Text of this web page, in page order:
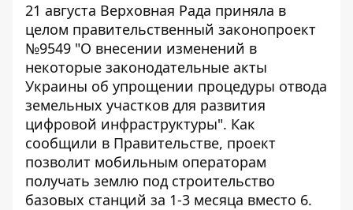
21 августа Верховная Рада приняла в
целом правительственный законопроект
№9549 "О внесении изменений в
некоторые законодательные акты
Украины об упрощении процедуры отвода
земельных участков для развития
цифровой инфраструктуры". Как
сообщили в Правительстве, проект
позволит мобильным операторам
получать землю под строительство
базовых станций за 1-3 месяца вместо 6.